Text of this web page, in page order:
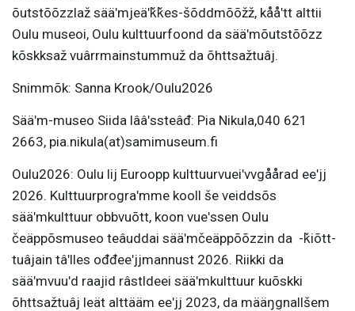
õutstõõzzlaž sääʹmjeäʹǩǩes-šõddmõõžž, kååʹtt alttii
Oulu museoi, Oulu kulttuurfoond da sääʹmõutstõõzz
kõskksaž vuârrmainstummuž da õhttsažtuâj.
Snimmõk: Sanna Krook/Oulu2026
Sääʹm-museo Siida lââʹssteâđ: Pia Nikula,040 621
2663, pia.nikula(at)samimuseum.fi
Oulu2026: Oulu lij Euroopp kulttuurvueiʹvvgåårad eeʹjj
2026. Kulttuurprograʹmme kooll še veiddsõs
sääʹmkulttuur obbvuõtt, koon vueʹssen Oulu
čeäppõsmuseo teâuddai sääʹmčeäppõõzzin da -ǩiõtt-
tuâjain tâʹlles ođđeeʹjjmannust 2026. Riikki da
sääʹmvuuʹd raajid râstldeei sääʹmkulttuur kuõskki
õhttsažtuâj leät alttääm eeʹjj 2023, da määŋgnallšem